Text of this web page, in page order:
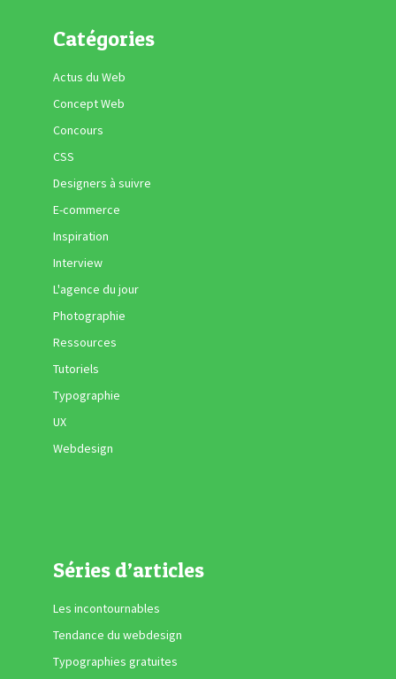
Catégories
Actus du Web
Concept Web
Concours
CSS
Designers à suivre
E-commerce
Inspiration
Interview
L'agence du jour
Photographie
Ressources
Tutoriels
Typographie
UX
Webdesign
Séries d’articles
Les incontournables
Tendance du webdesign
Typographies gratuites